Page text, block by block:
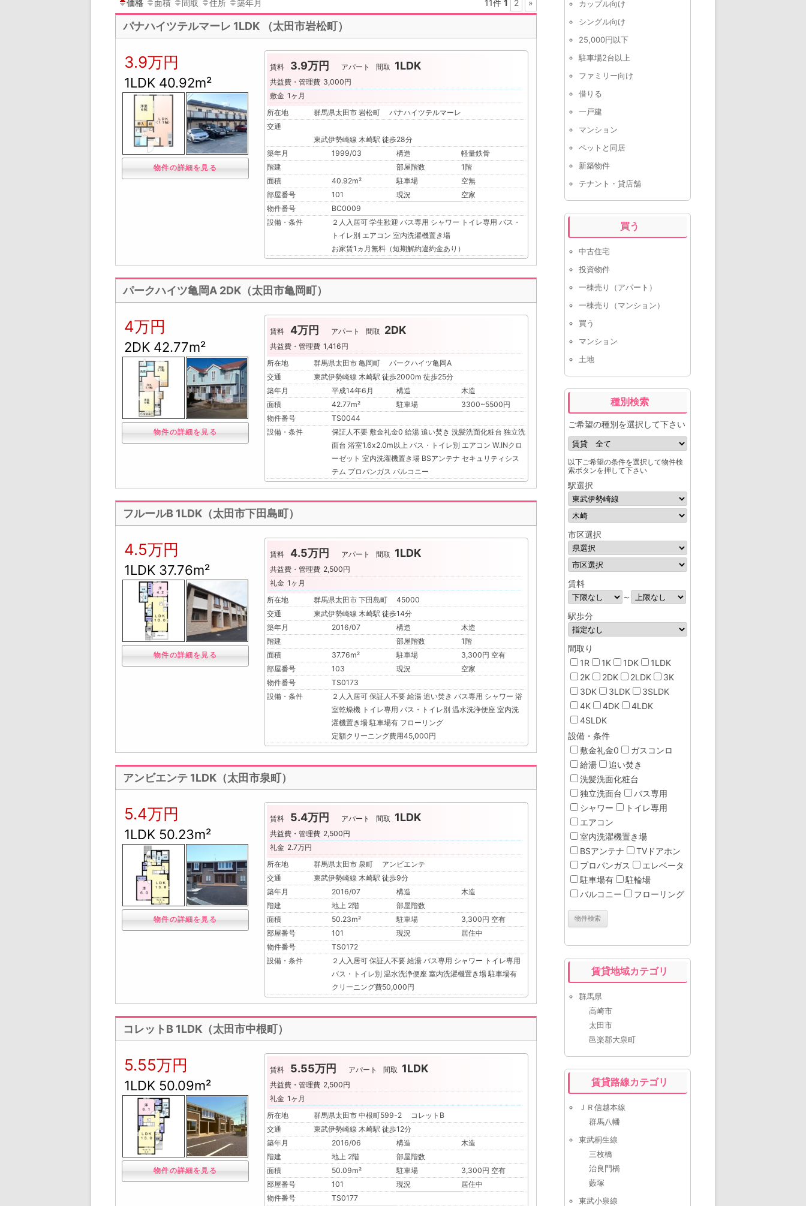
価格 面積 間取 住所 築年月 11件 1 2 »
パナハイツテルマーレ 1LDK （太田市岩松町）
3.9万円
1LDK 40.92m²
物件の詳細を見る
賃料 3.9万円 アパート 間取 1LDK
共益費・管理費 3,000円
敷金 1ヶ月
所在地
群馬県太田市 岩松町 パナハイツテルマーレ
交通
東武伊勢崎線 木崎駅 徒歩28分
築年月
1999/03 構造
軽量鉄骨
階建
部屋階数
1階
面積
40.92m² 駐車場
空無
部屋番号
101 現況
空家
物件番号
BC0009
設備・条件
２人入居可 学生歓迎 バス専用 シャワー トイレ専用 バス・
トイレ別 エアコン 室内洗濯機置き場
お家賃1ヵ月無料（短期解約違約金あり）
パークハイツ亀岡A 2DK（太田市亀岡町）
4万円
2DK 42.77m²
物件の詳細を見る
賃料 4万円 アパート 間取 2DK
共益費・管理費 1,416円
所在地
群馬県太田市 亀岡町 パークハイツ亀岡A
交通
東武伊勢崎線 木崎駅 徒歩2000m 徒歩25分
築年月
平成14年6月 構造
木造
面積
42.77m² 駐車場
3300~5500円
物件番号
TS0044
設備・条件
保証人不要 敷金礼金0 給湯 追い焚き 洗髪洗面化粧台 独立洗
面台 浴室1.6x2.0m以上 バス・トイレ別 エアコン W.INクロ
ーゼット 室内洗濯機置き場 BSアンテナ セキュリティシス
テム プロパンガス バルコニー
フルールB 1LDK（太田市下田島町）
4.5万円
1LDK 37.76m²
物件の詳細を見る
賃料 4.5万円 アパート 間取 1LDK
共益費・管理費 2,500円
礼金 1ヶ月
所在地
群馬県太田市 下田島町 45000
交通
東武伊勢崎線 木崎駅 徒歩14分
築年月
2016/07 構造
木造
階建
部屋階数
1階
面積
37.76m² 駐車場
3,300円 空有
部屋番号
103 現況
空家
物件番号
TS0173
設備・条件
２人入居可 保証人不要 給湯 追い焚き バス専用 シャワー 浴
室乾燥機 トイレ専用 バス・トイレ別 温水洗浄便座 室内洗
濯機置き場 駐車場有 フローリング
定額クリーニング費用45,000円
アンビエンテ 1LDK（太田市泉町）
5.4万円
1LDK 50.23m²
物件の詳細を見る
賃料 5.4万円 アパート 間取 1LDK
共益費・管理費 2,500円
礼金 2.7万円
所在地
群馬県太田市 泉町 アンビエンテ
交通
東武伊勢崎線 木崎駅 徒歩9分
築年月
2016/07 構造
木造
階建
地上 2階
部屋階数
面積
50.23m² 駐車場
3,300円 空有
部屋番号
101 現況
居住中
物件番号
TS0172
設備・条件
２人入居可 保証人不要 給湯 バス専用 シャワー トイレ専用
バス・トイレ別 温水洗浄便座 室内洗濯機置き場 駐車場有
クリーニング費50,000円
コレットB 1LDK（太田市中根町）
5.55万円
1LDK 50.09m²
物件の詳細を見る
賃料 5.55万円 アパート 間取 1LDK
共益費・管理費 2,500円
礼金 1ヶ月
所在地
群馬県太田市 中根町599-2 コレットB
交通
東武伊勢崎線 木崎駅 徒歩12分
築年月
2016/06 構造
木造
階建
地上 2階
部屋階数
面積
50.09m² 駐車場
3,300円 空有
部屋番号
101 現況
居住中
物件番号
TS0177
カップル向け
シングル向け
25,000円以下
駐車場2台以上
ファミリー向け
借りる
一戸建
マンション
ペットと同居
新築物件
テナント・貸店舗
買う
中古住宅
投資物件
一棟売り（アパート）
一棟売り（マンション）
買う
マンション
土地
種別検索
ご希望の種別を選択して下さい
以下ご希望の条件を選択して物件検
索ボタンを押して下さい
駅選択
市区選択
賃料
～
駅歩分
間取り
1R
1K 1DK
1LDK
2K
2DK 2LDK
3K
3DK
3LDK
3SLDK
4K
4DK
4LDK
4SLDK
設備・条件
敷金礼金0
ガスコンロ
給湯
追い焚き
洗髪洗面化粧台
独立洗面台
バス専用
シャワー
トイレ専用
エアコン
室内洗濯機置き場
BSアンテナ
TVドアホン
プロパンガス
エレベータ
駐車場有
駐輪場
バルコニー
フローリング
賃貸地域カテゴリ
群馬県
高崎市
太田市
邑楽郡大泉町
賃貸路線カテゴリ
ＪＲ信越本線
群馬八幡
東武桐生線
三枚橋
治良門橋
藪塚
東武小泉線